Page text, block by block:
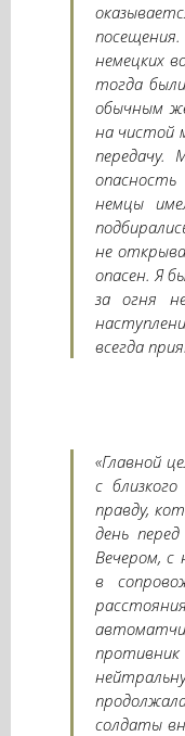
немецких
тогда
обычным
на чистой
передачу.
немцы
не
опасен. Я
за огня
всегда
«Главной
с
правду,
день
Вечером,
в
солдаты